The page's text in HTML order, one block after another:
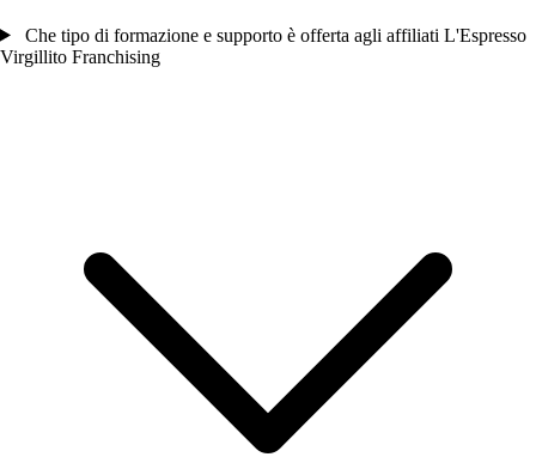
Che tipo di formazione e supporto è offerta agli affiliati L'Espresso
Virgillito Franchising